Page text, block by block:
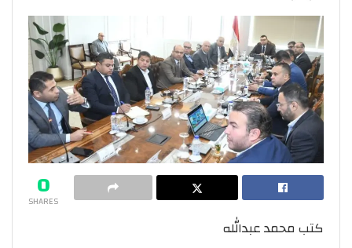
0
SHARES
كتب محمد عبدالله